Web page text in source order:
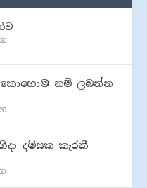
කොහොම නම් ලබන්න
දම්සක කැරකී